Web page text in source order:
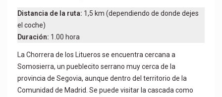
Distancia de la ruta: 1,5 km (dependiendo de donde dejes
el coche)
Duración: 1.00 hora
La Chorrera de los Litueros se encuentra cercana a
Somosierra, un pueblecito serrano muy cerca de la
provincia de Segovia, aunque dentro del territorio de la
Comunidad de Madrid. Se puede visitar la cascada como